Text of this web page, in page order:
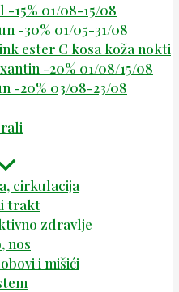
-15% 01/08-15/08
-30% 01/05-31/08
ester C kosa koža nokti
-20% 01/08/15/08
-20% 03/08-23/08
cirkulacija
trakt
zdravlje
nos
i mišići